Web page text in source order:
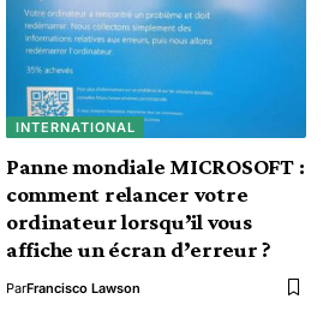
INTERNATIONAL
Panne mondiale MICROSOFT :
comment relancer votre
ordinateur lorsqu’il vous
affiche un écran d’erreur ?
ParFrancisco Lawson